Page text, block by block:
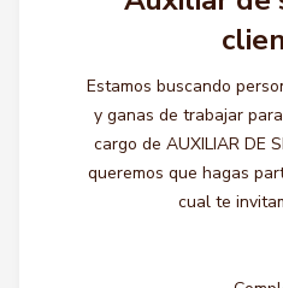
Estamos buscando
y ganas de trabajar
cargo de AUXILIAR DE
queremos que hagas
cual te